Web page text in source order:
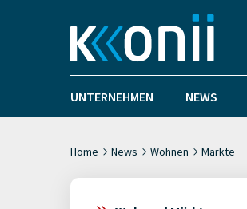
UNTERNEHMEN NEWS
Home News Wohnen Märkte